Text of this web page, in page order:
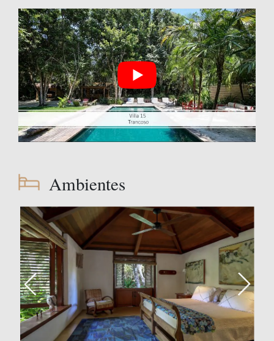
Ambientes